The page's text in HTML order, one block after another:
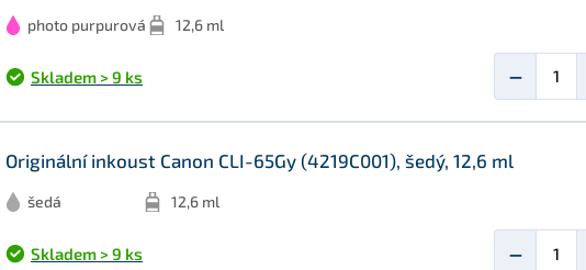
photo purpurová 12,6 ml
Skladem > 9 ks −
Originální inkoust Canon CLI-65Gy (4219C001), šedý, 12,6 ml
šedá 12,6 ml
Skladem > 9 ks −